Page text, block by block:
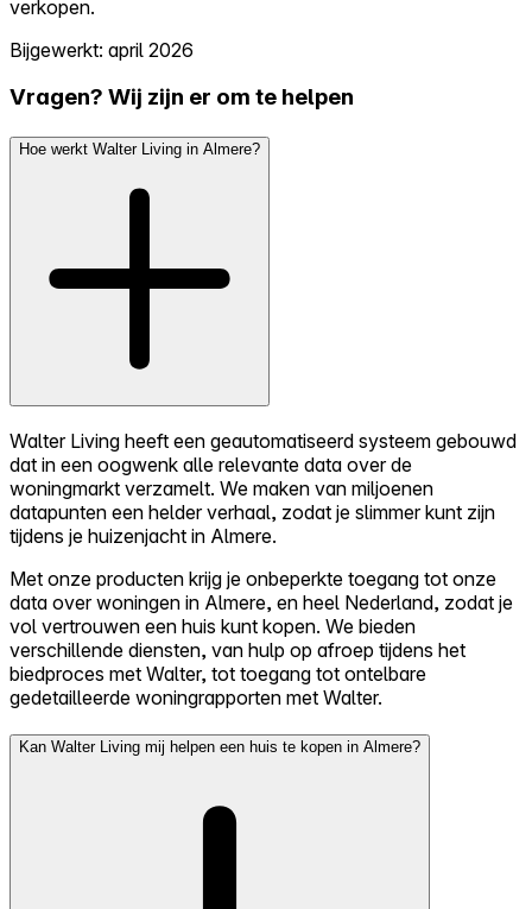
verkopen.
Bijgewerkt: april 2026
Vragen? Wij zijn er om te helpen
Hoe werkt Walter Living in Almere?
Walter Living heeft een geautomatiseerd systeem gebouwd
dat in een oogwenk alle relevante data over de
woningmarkt verzamelt. We maken van miljoenen
datapunten een helder verhaal, zodat je slimmer kunt zijn
tijdens je huizenjacht in Almere.
Met onze producten krijg je onbeperkte toegang tot onze
data over woningen in Almere, en heel Nederland, zodat je
vol vertrouwen een huis kunt kopen. We bieden
verschillende diensten, van hulp op afroep tijdens het
biedproces met Walter, tot toegang tot ontelbare
gedetailleerde woningrapporten met Walter.
Kan Walter Living mij helpen een huis te kopen in Almere?